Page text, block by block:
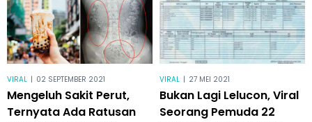
VIRAL | 02 SEPTEMBER 2021
Mengeluh Sakit Perut,
Ternyata Ada Ratusan
VIRAL | 27 MEI 2021
Bukan Lagi Lelucon, Viral
Seorang Pemuda 22